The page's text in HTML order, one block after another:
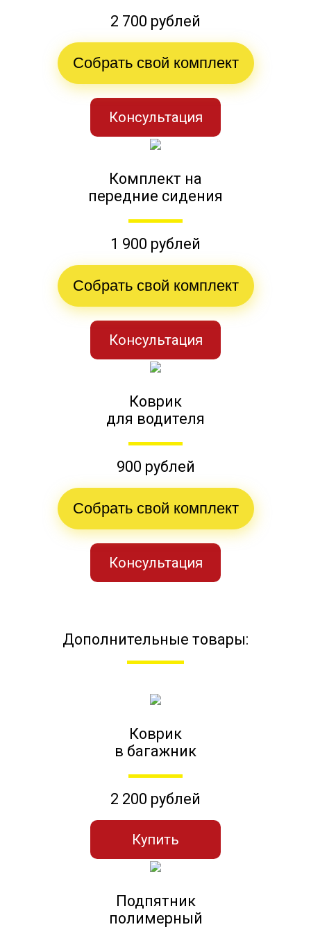
2 700 рублей
Собрать свой комплект
Консультация
Комплект на
передние сидения
1 900 рублей
Собрать свой комплект
Консультация
Коврик
для водителя
900 рублей
Собрать свой комплект
Консультация
Дополнительные товары:
Коврик
в багажник
2 200 рублей
Купить
Подпятник
полимерный